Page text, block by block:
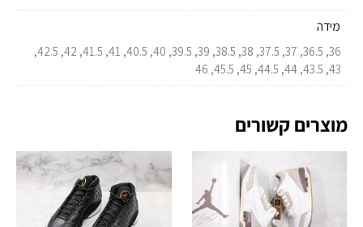
מידה
36, 36.5, 37, 37.5, 38, 38.5, 39, 39.5, 40, 40.5, 41, 41.5, 42, 42.5,
43, 43.5, 44, 44.5, 45, 45.5, 46
מוצרים קשורים